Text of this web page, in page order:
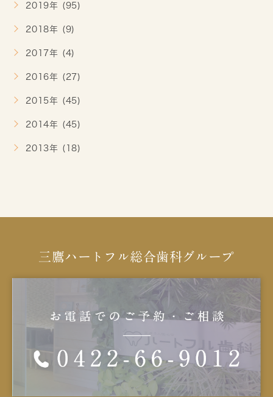
2019年 (95)
2018年 (9)
2017年 (4)
2016年 (27)
2015年 (45)
2014年 (45)
2013年 (18)
三鷹ハートフル総合歯科グループ